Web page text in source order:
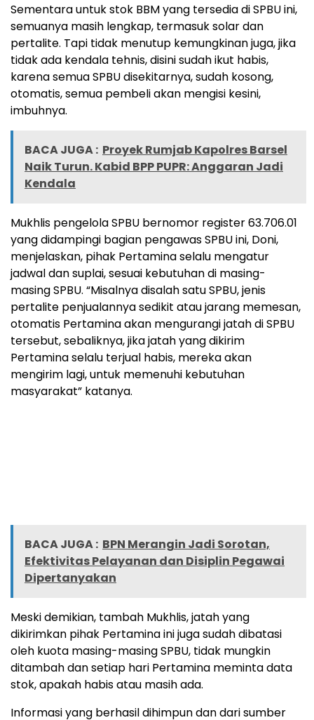
Sementara untuk stok BBM yang tersedia di SPBU ini,
semuanya masih lengkap, termasuk solar dan
pertalite. Tapi tidak menutup kemungkinan juga, jika
tidak ada kendala tehnis, disini sudah ikut habis,
karena semua SPBU disekitarnya, sudah kosong,
otomatis, semua pembeli akan mengisi kesini,
imbuhnya.
BACA JUGA : Proyek Rumjab Kapolres Barsel
Naik Turun. Kabid BPP PUPR: Anggaran Jadi
Kendala
Mukhlis pengelola SPBU bernomor register 63.706.01
yang didampingi bagian pengawas SPBU ini, Doni,
menjelaskan, pihak Pertamina selalu mengatur
jadwal dan suplai, sesuai kebutuhan di masing-
masing SPBU. “Misalnya disalah satu SPBU, jenis
pertalite penjualannya sedikit atau jarang memesan,
otomatis Pertamina akan mengurangi jatah di SPBU
tersebut, sebaliknya, jika jatah yang dikirim
Pertamina selalu terjual habis, mereka akan
mengirim lagi, untuk memenuhi kebutuhan
masyarakat” katanya.
BACA JUGA : BPN Merangin Jadi Sorotan,
Efektivitas Pelayanan dan Disiplin Pegawai
Dipertanyakan
Meski demikian, tambah Mukhlis, jatah yang
dikirimkan pihak Pertamina ini juga sudah dibatasi
oleh kuota masing-masing SPBU, tidak mungkin
ditambah dan setiap hari Pertamina meminta data
stok, apakah habis atau masih ada.
Informasi yang berhasil dihimpun dan dari sumber